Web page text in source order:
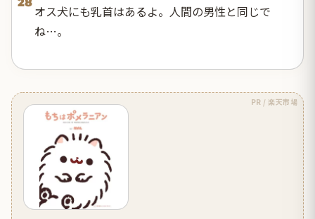
オス犬にも乳首はあるよ。人間の男性と同じで
ね…。
PR / 楽天市場